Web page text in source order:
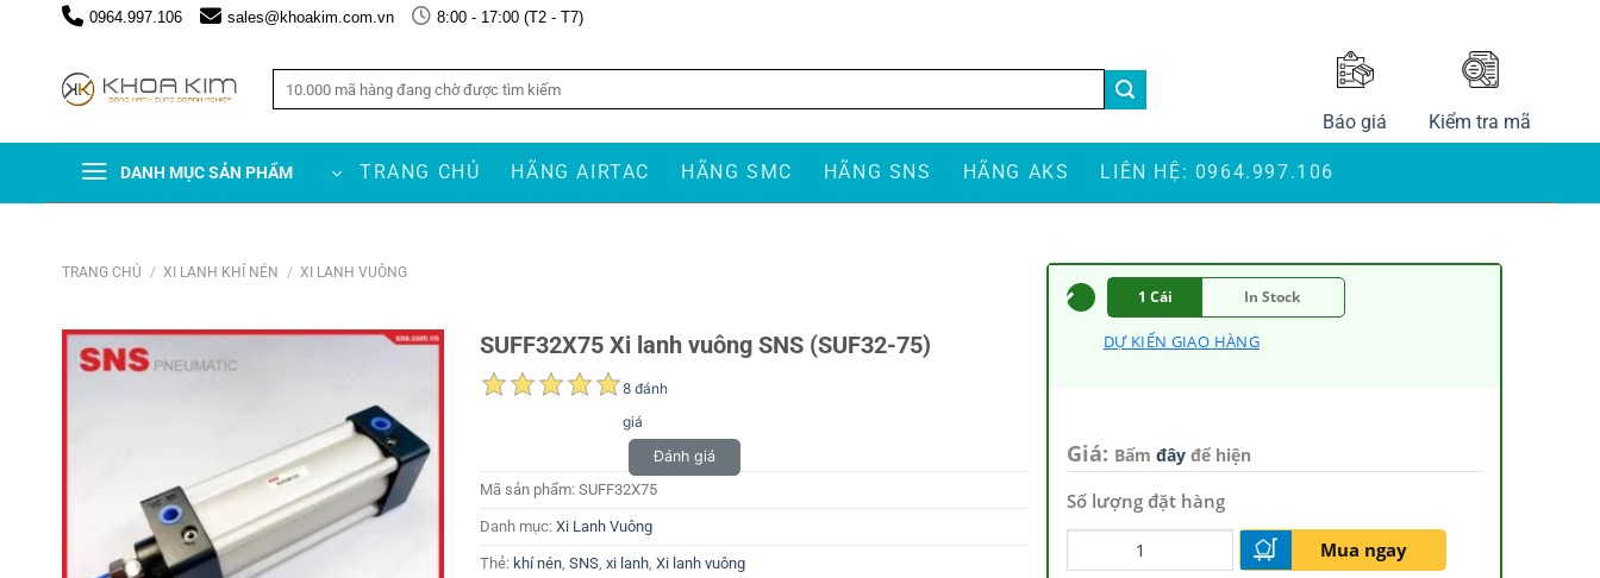
0964.997.106 sales@khoakim.com.vn 8:00 - 17:00 (T2 - T7)
Báo giá Kiểm tra mã
DANH MỤC SẢN PHẨM TRANG CHỦ HÃNG AIRTAC HÃNG SMC HÃNG SNS HÃNG AKS LIÊN HỆ: 0964.997.106
TRANG CHỦ / XI LANH KHÍ NÉN / XI LANH VUÔNG
SUFF32X75 Xi lanh vuông SNS (SUF32-75)
8 đánh
giá
Đánh giá
Mã sản phẩm: SUFF32X75
Danh mục: Xi Lanh Vuông
Thẻ: khí nén, SNS, xi lanh, Xi lanh vuông
1 Cái In Stock
DỰ KIẾN GIAO HÀNG
Giá: Bấm đâyđể hiện
Số lượng đặt hàng
Mua ngay